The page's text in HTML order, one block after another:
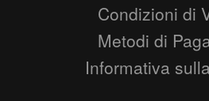
Condizioni di
Metodi di
Informativa